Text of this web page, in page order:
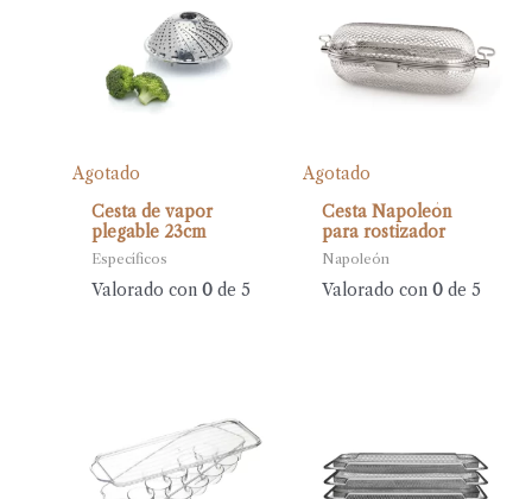
Agotado
Cesta de vapor
plegable 23cm
Específicos
Valorado con0 de 5
Agotado
Cesta Napoleón
para rostizador
Napoleón
Valorado con 0de 5